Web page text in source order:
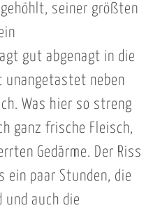
seiner größten
gut abgenagt in die
unangetastet neben
Was hier so streng
ganz frische Fleisch,
Gedärme. Der Riss
paar Stunden, die
und auch die